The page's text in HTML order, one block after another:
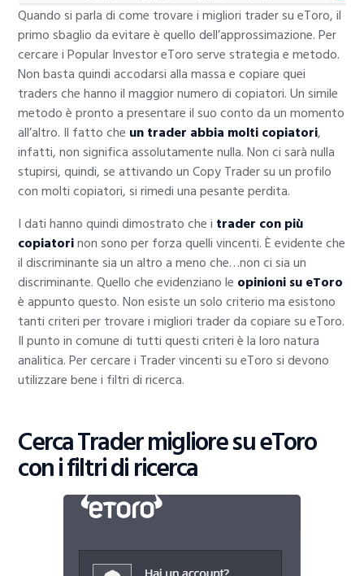
Quando si parla di come trovare i migliori trader su eToro, il
primo sbaglio da evitare è quello dell’approssimazione. Per
cercare i Popular Investor eToro serve strategia e metodo.
Non basta quindi accodarsi alla massa e copiare quei
traders che hanno il maggior numero di copiatori. Un simile
metodo è pronto a presentare il suo conto da un momento
all’altro. Il fatto che un trader abbia molti copiatori,
infatti, non significa assolutamente nulla. Non ci sarà nulla
stupirsi, quindi, se attivando un Copy Trader su un profilo
con molti copiatori, si rimedi una pesante perdita.
I dati hanno quindi dimostrato che i trader con più
copiatorinon sono per forza quelli vincenti. È evidente che
il discriminante sia un altro a meno che…non ci sia un
discriminante. Quello che evidenziano le opinioni su eToro
è appunto questo. Non esiste un solo criterio ma esistono
tanti criteri per trovare i migliori trader da copiare su eToro.
Il punto in comune di tutti questi criteri è la loro natura
analitica. Per cercare i Trader vincenti su eToro si devono
utilizzare bene i filtri di ricerca.
Cerca Trader migliore su eToro
con i filtri di ricerca